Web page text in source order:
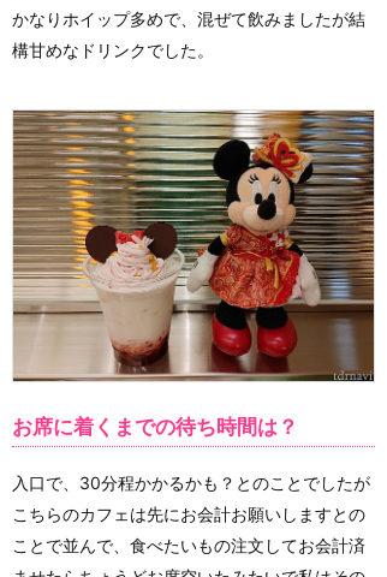
かなりホイップ多めで、混ぜて飲みましたが結
構甘めなドリンクでした。
お席に着くまでの待ち時間は？
入口で、30分程かかるかも？とのことでしたが
こちらのカフェは先にお会計お願いしますとの
ことで並んで、食べたいもの注文してお会計済